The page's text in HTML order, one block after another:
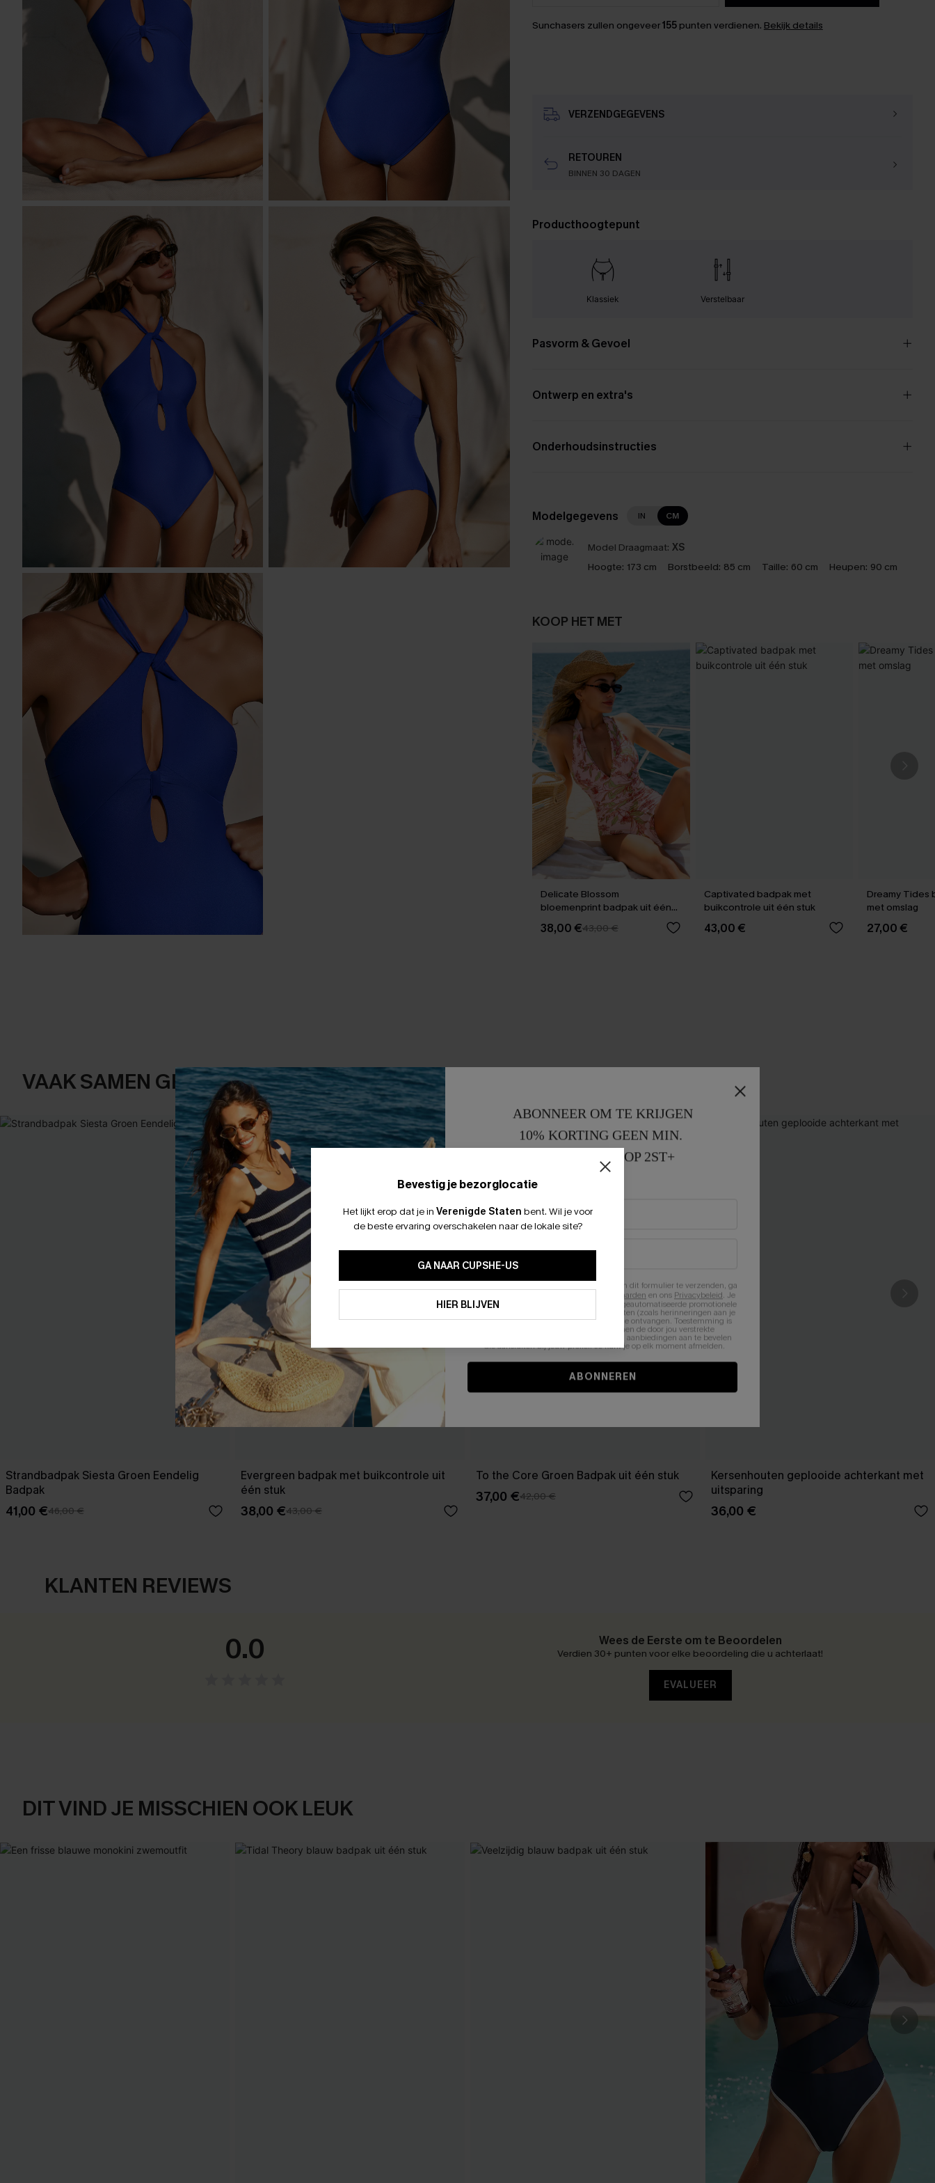
Sunchasers zullen ongeveer155punten verdienen. Bekijk details
VERZENDGEGEVENS
RETOUREN
BINNEN 30 DAGEN
Producthoogtepunt
Klassiek Verstelbaar
Pasvorm & Gevoel
Ontwerp en extra's
Onderhoudsinstructies
Modelgegevens IN CM
Model Draagmaat: XS
Hoogte: 173 cm Borstbeeld: 85 cm Taille: 60 cm Heupen: 90 cm
KOOP HET MET
Delicate Blossom
bloemenprint badpak uit één
stuk
38,00 €43,00 €
Captivated badpak met
buikcontrole uit één stuk
43,00 €
Dreamy Tides
met omslag
27,00 €
VAAK SAMEN GEKOCHT
Strandbadpak Siesta Groen Eendelig
Badpak
41,00 €46,00 €
Evergreen badpak met buikcontrole uit
één stuk
38,00 €43,00 €
To the Core Groen Badpak uit één stuk
37,00 €42,00 €
Kersenhouten geplooide achterkant met
uitsparing
36,00 €
KLANTEN REVIEWS
0.0 Wees de Eerste om te Beoordelen
Verdien 30+ punten voor elke beoordeling die u achterlaat!
EVALUEER
DIT VIND JE MISSCHIEN OOK LEUK
Bevestig je bezorglocatie
Het lijkt erop dat je in Verenigde Staten bent. Wil je voor
de beste ervaring overschakelen naar de lokale site?
GA NAAR CUPSHE-US
HIER BLIJVEN
ABONNEER OM TE KRIJGEN
10% KORTING GEEN MIN.
15% KORTING OP 2ST+
Door je contactgegevens in te vullen en dit formulier te verzenden, ga
Algemene Voorwaarden en ons Privacybeleid. Je
stemt er tevens mee in om herhaalde geautomatiseerde promotionele
en gepersonaliseerde marketingberichten (zoals herinneringen aan je
winkelwagen) en e-mails van Cupshe te ontvangen. Toestemming is
niet vereist voor een aankoop. We kunnen de door jou verstrekte
informatie gebruiken om producten en aanbiedingen aan te bevelen
die aansluiten bij jouw profiel. Je kunt je op elk moment afmelden.
ABONNEREN